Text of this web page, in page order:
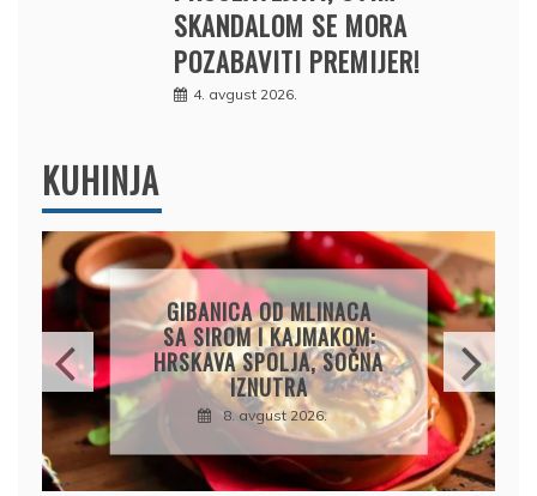
SKANDALOM SE MORA
POZABAVITI PREMIJER!
4. avgust 2026.
KUHINJA
OSVJEŽAVAJUĆA
LIMUNADA OD
KRASTAVCA: SAVRŠEN
NAPITAK ZA VRELE DANE
8. avgust 2026.